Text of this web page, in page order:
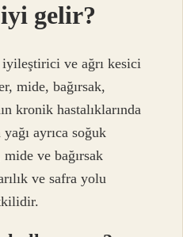
gelir?
iyileştirici ve ağrı kesici
mide, bağırsak,
kronik hastalıklarında
ayrıca soğuk
mide ve bağırsak
ve safra yolu